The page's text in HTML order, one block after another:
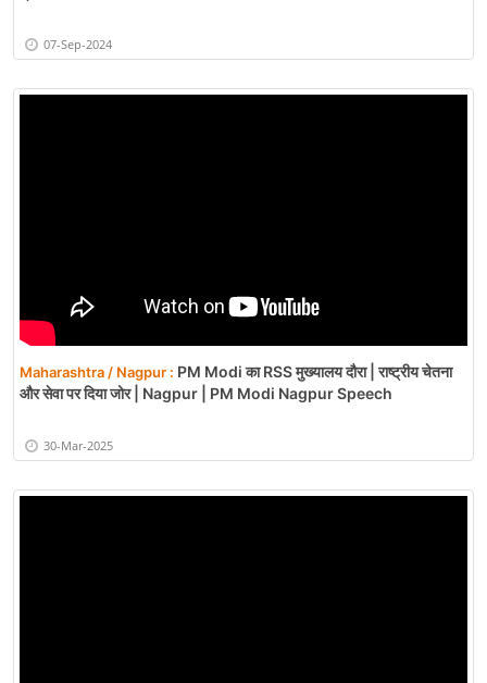
07-Sep-2024
Maharashtra / Nagpur : PM Modi का RSS मुख्यालय दौरा | राष्ट्रीय चेतना
और सेवा पर दिया जोर | Nagpur | PM Modi Nagpur Speech
30-Mar-2025